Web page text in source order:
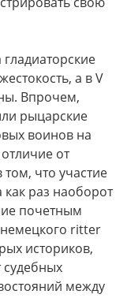
а вV
Впрочем,
рыцарские
воинов на
от
что участие
раз наоборот
почетным
ritter
историков,
между